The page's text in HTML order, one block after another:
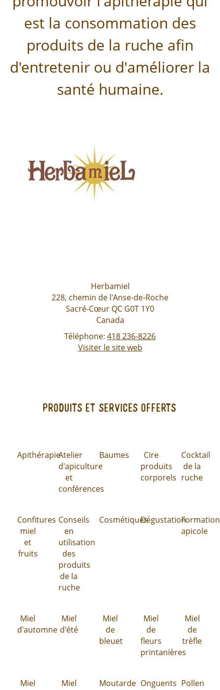
est la consommation des
produits de la ruche afin
d'entretenir ou d'améliorer la
santé humaine.
Herbamiel
228, chemin de l'Anse-de-Roche
Sacré-Cœur QC G0T 1Y0
Canada
Téléphone: 418 236-8226
Visiter le site web
Produits et services offerts
ApithérapieAtelier
d'apiculture
et
conférences
Baumes
Cire
produits
corporels
Cocktail
de la
ruche
Confitures
miel
et
fruits
Conseils
en
utilisation
des
produits
de la
ruche
CosmétiquesDégustationFormation
apicole
Miel
d'automne
Miel
d'été
Miel
de
bleuet
Miel
de
fleurs
printanières
Miel
de
trèfle
Miel
Miel
Moutarde Onguents Pollen